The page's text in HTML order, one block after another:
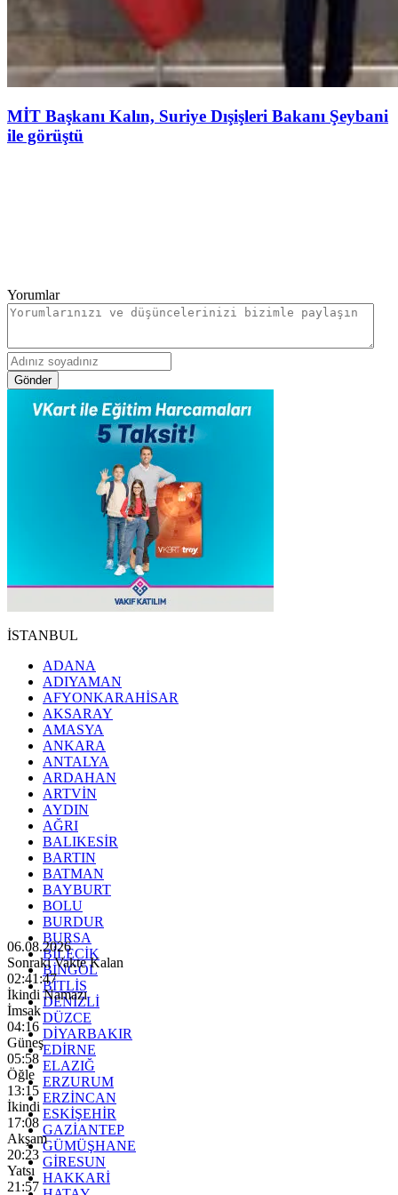
MİT Başkanı Kalın, Suriye Dışişleri Bakanı Şeybani
ile görüştü
Yorumlar
Gönder
İSTANBUL
ADANA
ADIYAMAN
AFYONKARAHİSAR
AKSARAY
AMASYA
ANKARA
ANTALYA
ARDAHAN
ARTVİN
AYDIN
AĞRI
BALIKESİR
BARTIN
BATMAN
BAYBURT
BOLU
BURDUR
BURSA
BİLECİK
BİNGÖL
BİTLİS
DENİZLİ
DÜZCE
DİYARBAKIR
EDİRNE
ELAZIĞ
ERZURUM
ERZİNCAN
ESKİŞEHİR
GAZİANTEP
GÜMÜŞHANE
GİRESUN
HAKKARİ
06.08.2026
Sonraki Vakte Kalan
02:41:45
İkindi Namazı
İmsak
04:16
Güneş
05:58
Öğle
13:15
İkindi
17:08
Akşam
20:23
Yatsı
21:57